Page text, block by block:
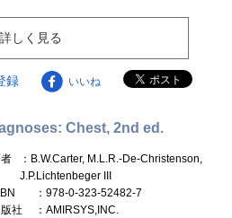
詳しく見る
録 いいね
Chest, 2nd ed.
：B.W.Carter, M.L.R.-De-Christenson,
J.P.Lichtenbeger III
：978-0-323-52482-7
社
：AMIRSYS,INC.